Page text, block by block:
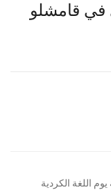
قامشلو
اللغة الكردية